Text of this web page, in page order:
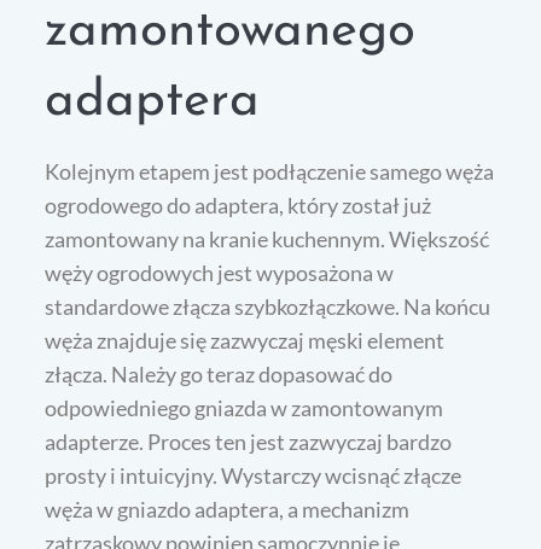
zamontowanego
adaptera
Kolejnym etapem jest podłączenie samego węża
ogrodowego do adaptera, który został już
zamontowany na kranie kuchennym. Większość
węży ogrodowych jest wyposażona w
standardowe złącza szybkozłączkowe. Na końcu
węża znajduje się zazwyczaj męski element
złącza. Należy go teraz dopasować do
odpowiedniego gniazda w zamontowanym
adapterze. Proces ten jest zazwyczaj bardzo
prosty i intuicyjny. Wystarczy wcisnąć złącze
węża w gniazdo adaptera, a mechanizm
zatrzaskowy powinien samoczynnie je